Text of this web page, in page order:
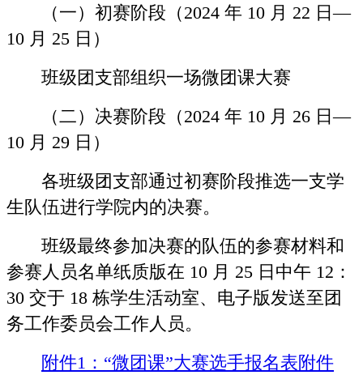
（一）初赛阶段（2024 年 10 月 22 日—
10 月 25 日）
班级团支部组织一场微团课大赛
（二）决赛阶段（2024 年 10 月 26 日—
10 月 29 日）
各班级团支部通过初赛阶段推选一支学
生队伍进行学院内的决赛。
班级最终参加决赛的队伍的参赛材料和
参赛人员名单纸质版在 10 月 25 日中午 12：
30 交于 18 栋学生活动室、电子版发送至团
务工作委员会工作人员。
附件1：“微团课”大赛选手报名表附件